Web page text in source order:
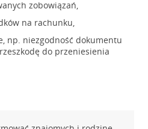
zobowiązań,
na rachunku,
np. niezgodność dokumentu
do przeniesienia